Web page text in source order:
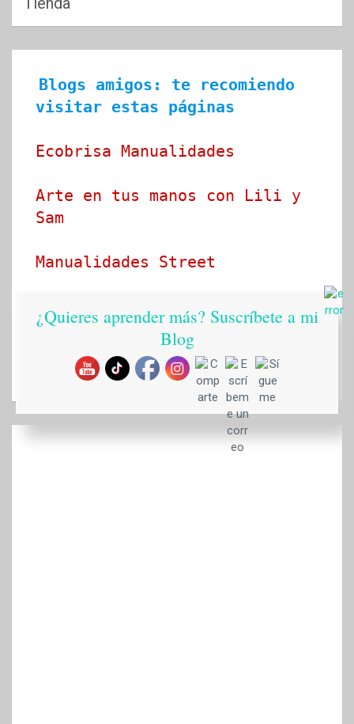
Blogs amigos: te recomiendo
visitar estas páginas
Ecobrisa Manualidades
Arte en tus manos con Lili y
Sam
Manualidades Street
Idea tu mismo
¿Quieres aprender más? Suscríbete a mi
Blog